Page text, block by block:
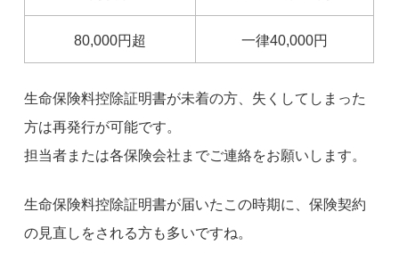
80,000円超 一律40,000円
生命保険料控除証明書が未着の方、失くしてしまった
方は再発行が可能です。
担当者または各保険会社までご連絡をお願いします。
生命保険料控除証明書が届いたこの時期に、保険契約
の見直しをされる方も多いですね。